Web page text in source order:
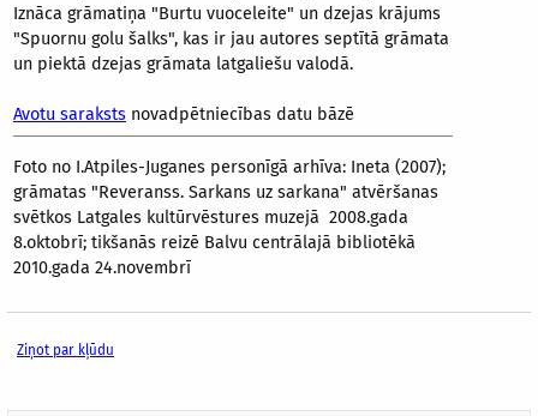
Iznāca grāmatiņa "Burtu vuoceleite" un dzejas krājums
"Spuornu golu šalks", kas ir jau autores septītā grāmata
un piektā dzejas grāmata latgaliešu valodā.
Avotu saraksts novadpētniecības datu bāzē
Foto no I.Atpiles-Juganes personīgā arhīva: Ineta (2007);
grāmatas "Reveranss. Sarkans uz sarkana" atvēršanas
svētkos Latgales kultūrvēstures muzejā 2008.gada
8.oktobrī; tikšanās reizē Balvu centrālajā bibliotēkā
2010.gada 24.novembrī
Ziņot par kļūdu